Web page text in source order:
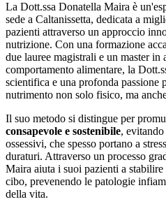
La Dott.ssa Donatella Maira è
sede a Caltanissetta, dedicata a
pazienti attraverso un approccio
nutrizione. Con una formazione
due lauree magistrali e un master
comportamento alimentare, la
scientifica e una profonda passione
nutrimento non solo fisico, ma
Il suo metodo si distingue per
consapevole e sostenibile,
ossessivi, che spesso portano a
duraturi. Attraverso un processo
Maira aiuta i suoi pazienti a
cibo, prevenendo le patologie
della vita.